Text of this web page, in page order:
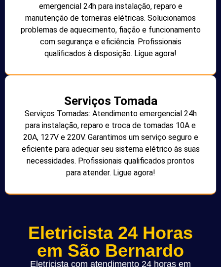
emergencial 24h para instalação, reparo e
manutenção de torneiras elétricas. Solucionamos
problemas de aquecimento, fiação e funcionamento
com segurança e eficiência. Profissionais
qualificados à disposição. Ligue agora!
Serviços Tomada
Serviços Tomadas: Atendimento emergencial 24h
para instalação, reparo e troca de tomadas 10A e
20A, 127V e 220V. Garantimos um serviço seguro e
eficiente para adequar seu sistema elétrico às suas
necessidades. Profissionais qualificados prontos
para atender. Ligue agora!
Eletricista 24 Horas
em São Bernardo
Eletricista com atendimento 24 horas em